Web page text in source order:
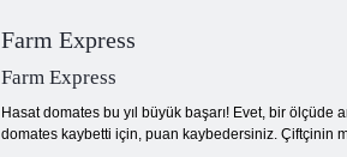
Farm Express
Farm Express
Hasat domates bu yıl büyük başarı! Evet, bir
domates kaybetti için, puan kaybedersiniz. Çiftçinin